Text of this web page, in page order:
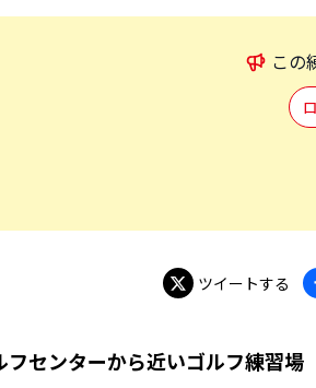
この
ツイートする
フセンターから近いゴルフ練習場